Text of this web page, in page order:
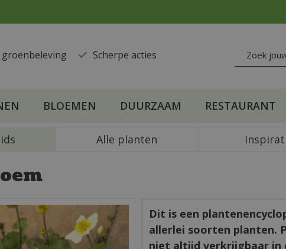
​Scherpe acties
BLOEMEN DUURZAAM RESTAURANT
Alle planten
Dit is een
allerlei soorten planten.
niet altijd verkrijgbaar in